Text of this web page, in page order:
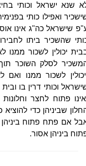
שנא ישראל וכותי
ואפילו כותי
שישראל כה"ג אינו
שהשכיר ביתו
יכולין לשכור
לסלק השוכר
לשכור ממנו ואם
וכותי דרין בו
פתוח לחצר
שביניהן כדי
אם פתח פתוח ביניהן
ביניהן אסור.